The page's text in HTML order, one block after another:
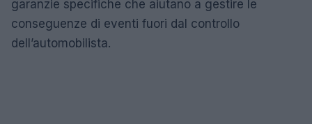
garanzie specifiche che aiutano a gestire le
conseguenze di eventi fuori dal controllo
dell’automobilista.